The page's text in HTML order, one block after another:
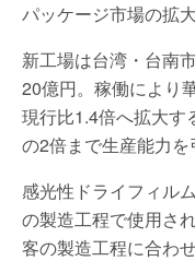
パッケージ市場の拡
新工場は台湾・台南
20億円。稼働により
現行比1.4倍へ拡大す
の2倍まで生産能力を
感光性ドライフィル
の製造工程で使用さ
客の製造工程に合わ